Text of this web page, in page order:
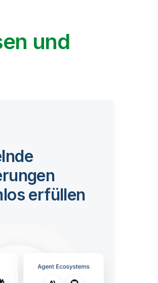
und
erfüllen